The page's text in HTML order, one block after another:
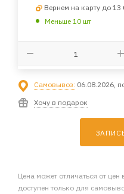
Вернем на карту до
Меньше 10 шт
Самовывоз: 06.08.2026,
Хочу в подарок
Цена может отличаться от
доступен только для